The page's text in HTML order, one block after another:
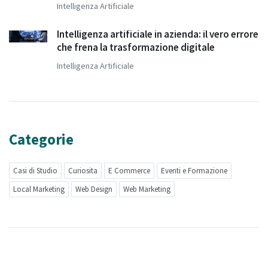
Intelligenza Artificiale
Intelligenza artificiale in azienda: il vero errore
che frena la trasformazione digitale
Intelligenza Artificiale
Categorie
Casi di Studio Curiosita E Commerce
Eventi e Formazione
Local Marketing
Web Design Web Marketing